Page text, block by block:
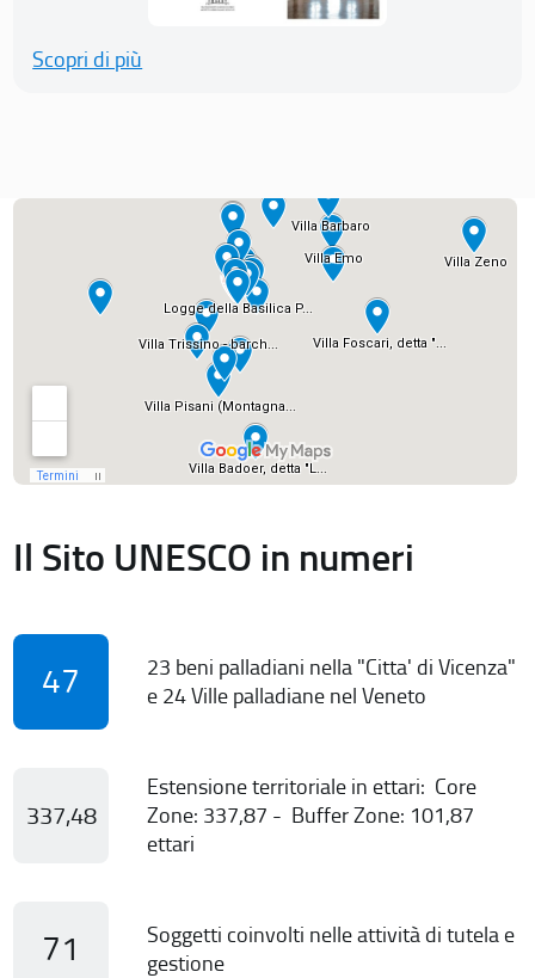
Scopri di più
Il Sito UNESCO in numeri
47
23 beni palladiani nella "Citta' di Vicenza"
e 24 Ville palladiane nel Veneto
337,48
Estensione territoriale in ettari: Core
Zone: 337,87 - Buffer Zone: 101,87
ettari
71
Soggetti coinvolti nelle attività di tutela e
gestione